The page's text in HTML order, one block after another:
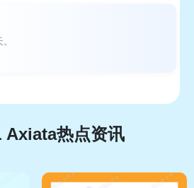
Axiata热点资讯